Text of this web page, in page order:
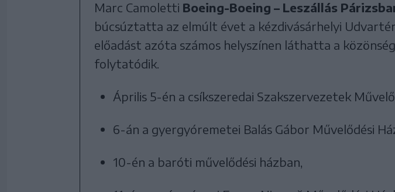
Marc Camoletti Boeing-Boeing – Leszállás
búcsúztatta az elmúlt évet a kézdivásárhelyi
előadást azóta számos helyszínen láthatta a
folytatódik.
Április 5-én a csíkszeredai Szakszervezetek
6-án a gyergyóremetei Balás Gábor Művelődési
10-én a baróti művelődési házban,